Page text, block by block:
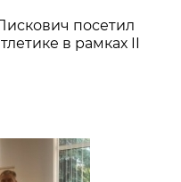
посетил
в рамках II